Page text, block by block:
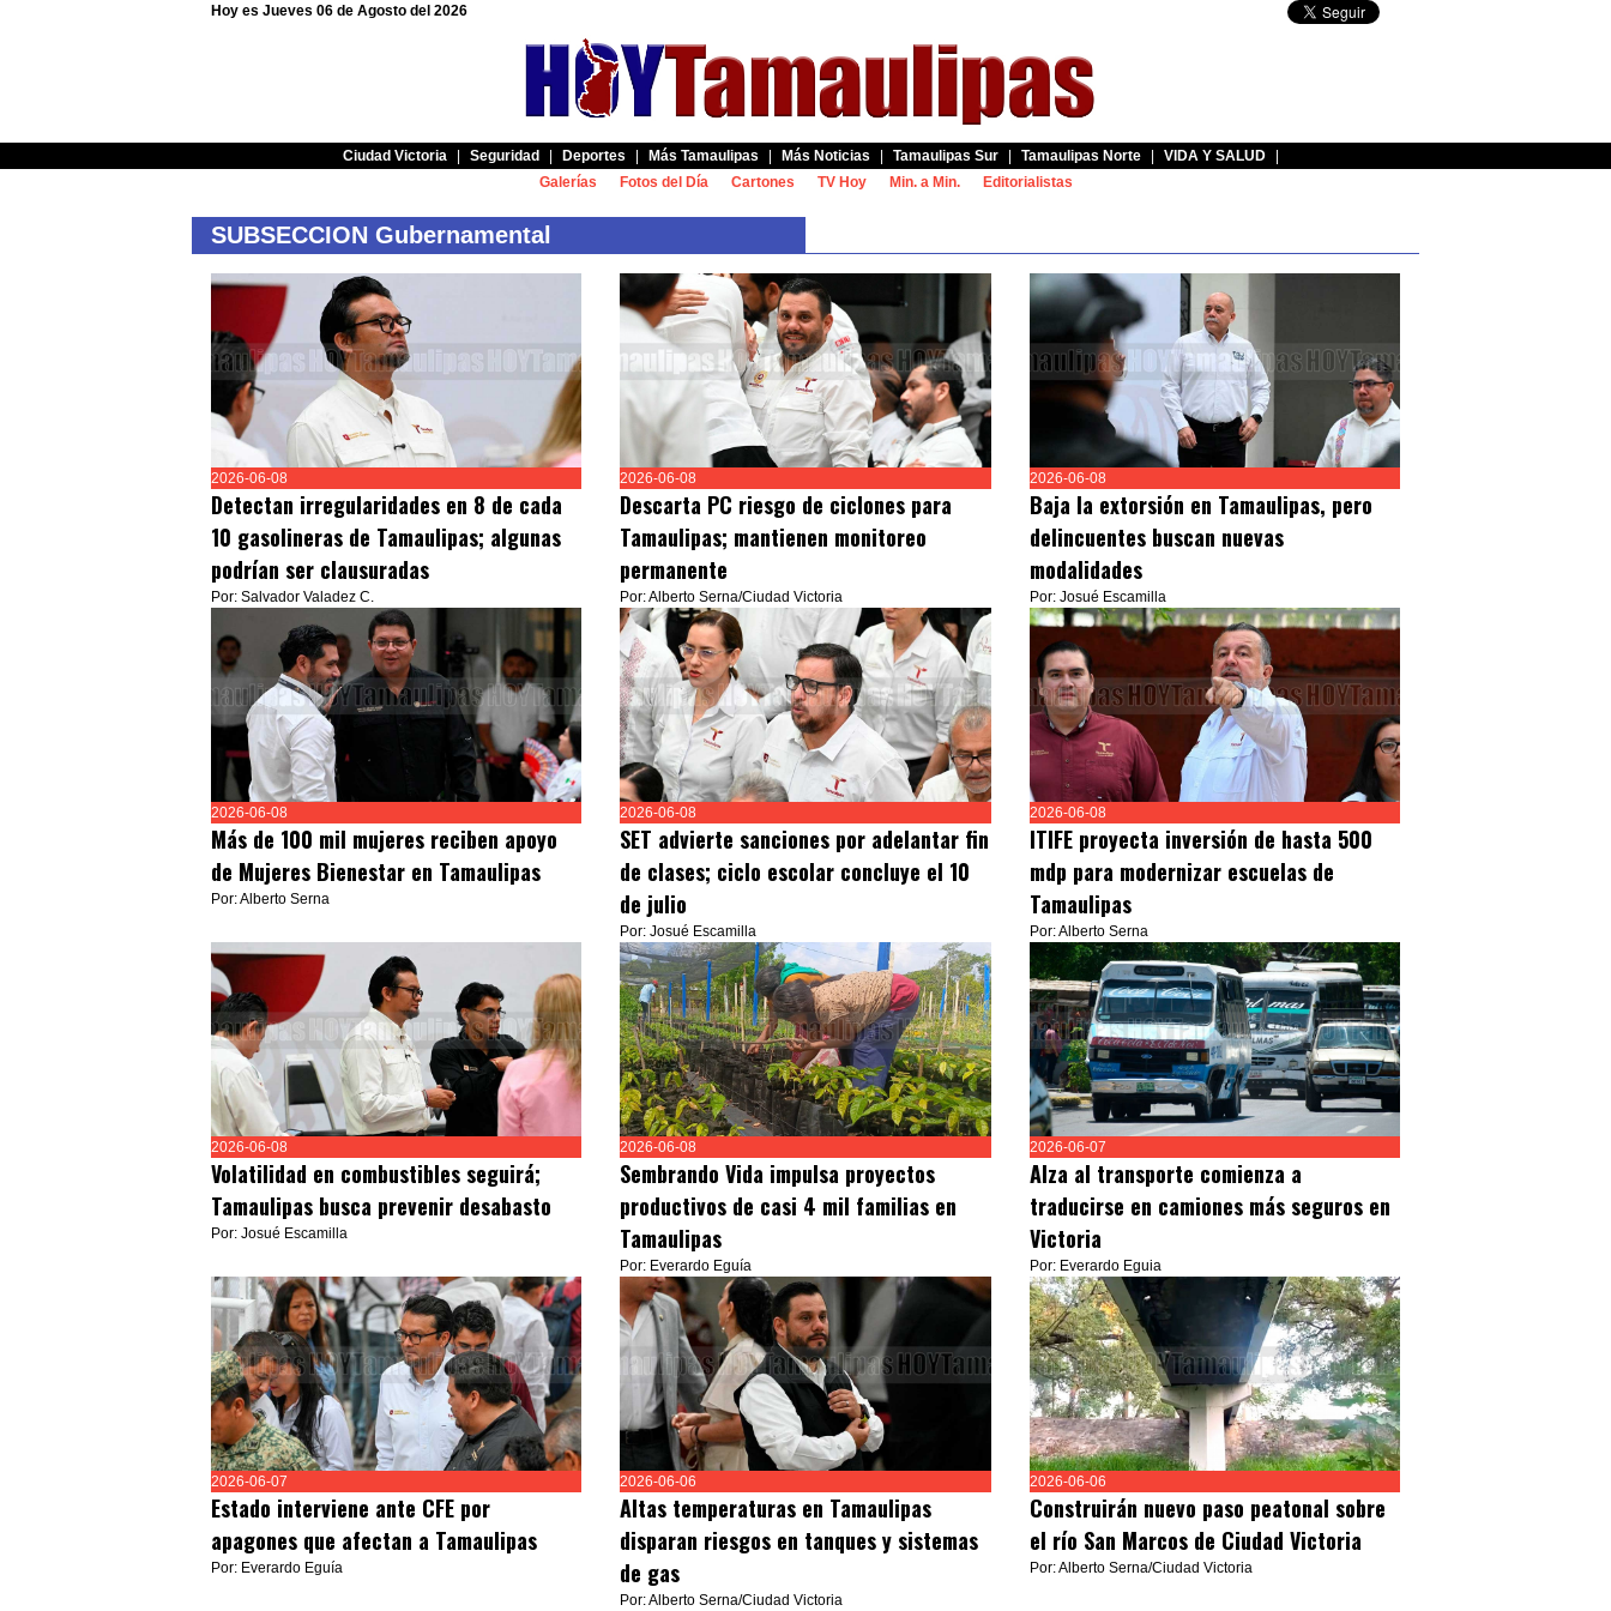
Hoy es Jueves 06 de Agosto del 2026
Ciudad Victoria Seguridad Deportes Más Tamaulipas Más Noticias Tamaulipas Sur Tamaulipas Norte VIDA Y SALUD
Galerías
Fotos del Día Cartones TV Hoy Min. a Min. Editorialistas
SUBSECCION Gubernamental
2026-06-08
Detectan irregularidades en 8 de cada
10 gasolineras de Tamaulipas; algunas
podrían ser clausuradas
Por: Salvador Valadez C.
2026-06-08
Descarta PC riesgo de ciclones para
Tamaulipas; mantienen monitoreo
permanente
Por: Alberto Serna/Ciudad Victoria
2026-06-08
Baja la extorsión en Tamaulipas, pero
delincuentes buscan nuevas
modalidades
Por: Josué Escamilla
2026-06-08
Más de 100 mil mujeres reciben apoyo
de Mujeres Bienestar en Tamaulipas
Por: Alberto Serna
2026-06-08
SET advierte sanciones por adelantar fin
de clases; ciclo escolar concluye el 10
de julio
Por: Josué Escamilla
2026-06-08
ITIFE proyecta inversión de hasta 500
mdp para modernizar escuelas de
Tamaulipas
Por: Alberto Serna
2026-06-08
Volatilidad en combustibles seguirá;
Tamaulipas busca prevenir desabasto
Por: Josué Escamilla
2026-06-08
Sembrando Vida impulsa proyectos
productivos de casi 4 mil familias en
Tamaulipas
Por: Everardo Eguía
2026-06-07
Alza al transporte comienza a
traducirse en camiones más seguros en
Victoria
Por: Everardo Eguia
2026-06-07
Estado interviene ante CFE por
apagones que afectan a Tamaulipas
Por: Everardo Eguía
2026-06-06
Altas temperaturas en Tamaulipas
disparan riesgos en tanques y sistemas
de gas
Por: Alberto Serna/Ciudad Victoria
2026-06-06
Construirán nuevo paso peatonal sobre
el río San Marcos de Ciudad Victoria
Por: Alberto Serna/Ciudad Victoria